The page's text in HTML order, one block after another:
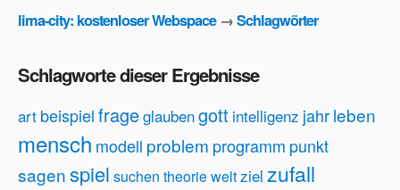
lima-city: kostenloser Webspace→Schlagwörter
Schlagworte dieser Ergebnisse
art beispielfrageglaubengott intelligenz jahrleben
mensch modell problem programm punkt
sagenspiel suchen theorieweltziel zufall